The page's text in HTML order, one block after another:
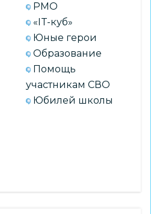
РМО
«IT-куб»
Юные герои
Образование
Помощь
участникам СВО
Юбилей школы